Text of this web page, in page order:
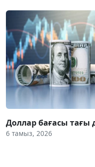
Доллар бағасы тағы
6 тамыз, 2026